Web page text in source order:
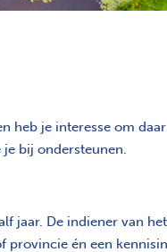
heb je interesse om
bij ondersteunen.
jaar. De indiener van
én een